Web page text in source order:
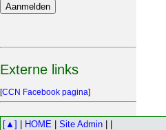
Externe links
[CCN Facebook pagina]
[▲] HOME Site Admin